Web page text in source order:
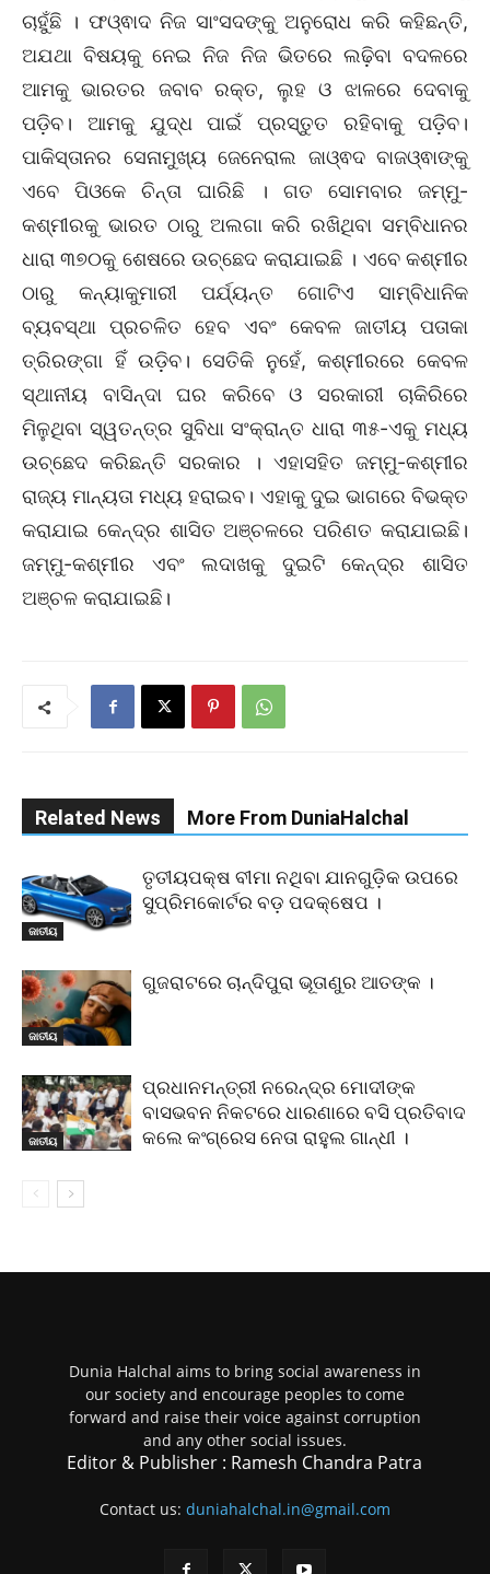
ଚାହୁଁଛି । ଫଓ୍ଵାଦ ନିଜ ସାଂସଦଙ୍କୁ ଅନୁରୋଧ କରି କହିଛନ୍ତି,
ଅଯଥା ବିଷୟକୁ ନେଇ ନିଜ ନିଜ ଭିତରେ ଲଢ଼ିବା ବଦଳରେ
ଆମକୁ ଭାରତର ଜବାବ ରକ୍ତ, ଲୁହ ଓ ଝାଳରେ ଦେବାକୁ
ପଡ଼ିବ। ଆମକୁ ଯୁଦ୍ଧ ପାଇଁ ପ୍ରସ୍ତୁତ ରହିବାକୁ ପଡ଼ିବ।
ପାକିସ୍ତାନର ସେନାମୁଖ୍ୟ ଜେନେରାଲ ଜାଓ୍ଵଦ ବାଜଓ୍ଵାଙ୍କୁ
ଏବେ ପିଓକେ ଚିନ୍ତା ଘାରିଛି । ଗତ ସୋମବାର ଜମ୍ମୁ-
କଶ୍ମୀରକୁ ଭାରତ ଠାରୁ ଅଲଗା କରି ରଖିଥିବା ସମ୍ବିଧାନର
ଧାରା ୩୭୦କୁ ଶେଷରେ ଉଚ୍ଛେଦ କରାଯାଇଛି । ଏବେ କଶ୍ମୀର
ଠାରୁ କନ୍ୟାକୁମାରୀ ପର୍ଯ୍ୟନ୍ତ ଗୋଟିଏ ସାମ୍ବିଧାନିକ
ବ୍ୟବସ୍ଥା ପ୍ରଚଳିତ ହେବ ଏବଂ କେବଳ ଜାତୀୟ ପତାକା
ତ୍ରିରଙ୍ଗା ହିଁ ଉଡ଼ିବ। ସେତିକି ନୁହେଁ, କଶ୍ମୀରରେ କେବଳ
ସ୍ଥାନୀୟ ବାସିନ୍ଦା ଘର କରିବେ ଓ ସରକାରୀ ଚାକିରିରେ
ମିଳୁଥିବା ସ୍ୱତନ୍ତ୍ର ସୁବିଧା ସଂକ୍ରାନ୍ତ ଧାରା ୩୫-ଏକୁ ମଧ୍ୟ
ଉଚ୍ଛେଦ କରିଛନ୍ତି ସରକାର । ଏହାସହିତ ଜମ୍ମୁ-କଶ୍ମୀର
ରାଜ୍ୟ ମାନ୍ୟତା ମଧ୍ୟ ହରାଇବ। ଏହାକୁ ଦୁଇ ଭାଗରେ ବିଭକ୍ତ
କରାଯାଇ କେନ୍ଦ୍ର ଶାସିତ ଅଞ୍ଚଳରେ ପରିଣତ କରାଯାଇଛି।
ଜମ୍ମୁ-କଶ୍ମୀର ଏବଂ ଲଦାଖକୁ ଦୁଇଟି କେନ୍ଦ୍ର ଶାସିତ
ଅଞ୍ଚଳ କରାଯାଇଛି।
Related News More From DuniaHalchal
ଜାତୀୟ
ତୃତୀୟପକ୍ଷ ବୀମା ନଥିବା ଯାନଗୁଡ଼ିକ ଉପରେ
ସୁପ୍ରିମକୋର୍ଟର ବଡ଼ ପଦକ୍ଷେପ ।
ଜାତୀୟ
ଗୁଜରାଟରେ ଚାନ୍ଦିପୁରା ଭୂତାଣୁର ଆତଙ୍କ ।
ଜାତୀୟ
ପ୍ରଧାନମନ୍ତ୍ରୀ ନରେନ୍ଦ୍ର ମୋଦୀଙ୍କ
ବାସଭବନ ନିକଟରେ ଧାରଣାରେ ବସି ପ୍ରତିବାଦ
କଲେ କଂଗ୍ରେସ ନେତା ରାହୁଲ ଗାନ୍ଧୀ ।
Dunia Halchal aims to bring social awareness in
our society and encourage peoples to come
forward and raise their voice against corruption
and any other social issues.
Editor & Publisher : Ramesh Chandra Patra
Contact us: duniahalchal.in@gmail.com